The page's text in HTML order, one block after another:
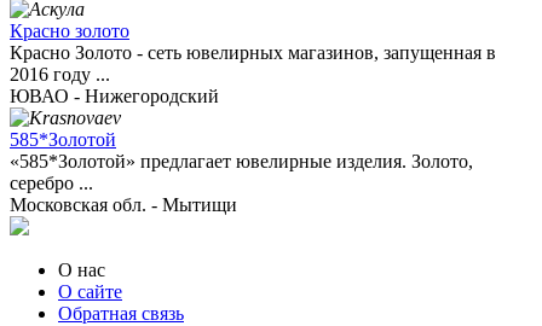
Красно золото
Красно Золото - сеть ювелирных магазинов, запущенная в
2016 году ...
ЮВАО - Нижегородский
585*Золотой
«585*Золотой» предлагает ювелирные изделия. Золото,
серебро ...
Московская обл. - Мытищи
О нас
О сайте
Обратная связь